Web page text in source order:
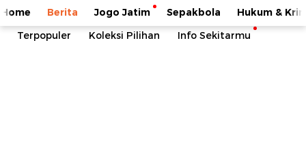
Home Berita Jogo Jatim Sepakbola
Hukum &
Terpopuler
Koleksi Pilihan Info Sekitarmu